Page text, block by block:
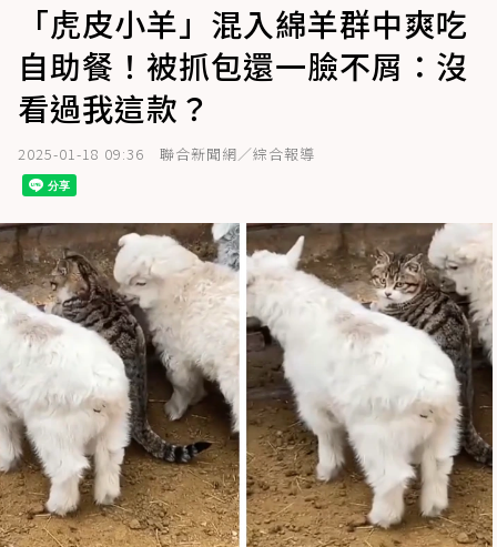
「虎皮小羊」混入綿羊群中爽吃
自助餐！被抓包還一臉不屑：沒
看過我這款？
2025-01-18 09:36 聯合新聞網／綜合報導